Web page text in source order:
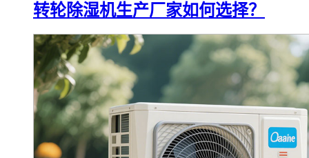
转轮除湿机生产厂家如何选择？